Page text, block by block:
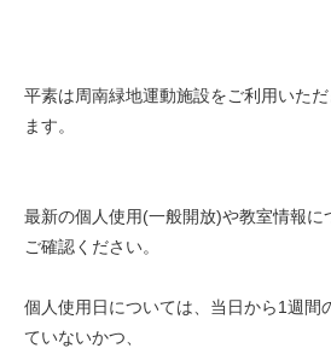
平素は周南緑地運動施設をご利用いた
ます。
最新の個人使用(一般開放)や教室情報に
ご確認ください。
個人使用日については、当日から1週間
ていないかつ、